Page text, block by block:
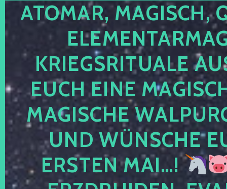
ATOMAR, MAGISCH,
KRIEGSRITUALE
EUCH EINE
MAGISCHE
UND WÜNSCHE
ERSTEN MAI…!